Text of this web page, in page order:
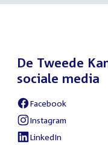
De Tweede
sociale media
Facebook
Instagram
LinkedIn